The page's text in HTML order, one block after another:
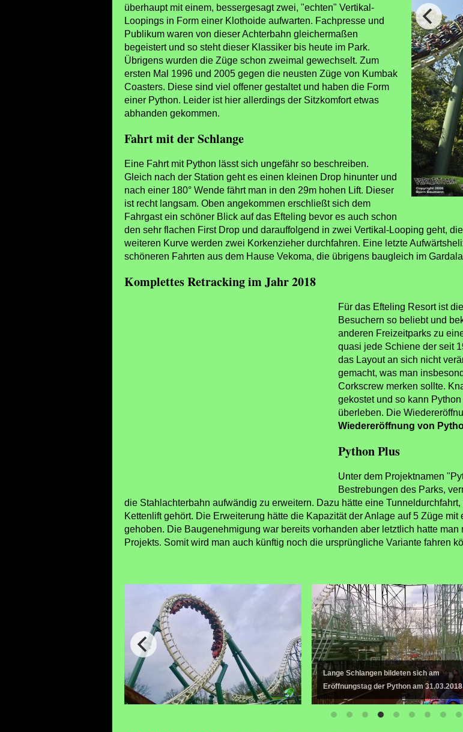
Ungewöhnliche Höhenkontrolle vor dem Eingang der Python-
überhaupt mit einem, bessergesagt zwei, "echten" Vertikal-
Loopings in Form einer Klothoide aufwarten. Fachpresse und
Publikum waren von dieser Achterbahn gleichermaßen
begeistert und so steht dieser Klassiker bis heute im Park.
Übrigens wurden die Züge schon zweimal gewechselt. Zum
ersten Mal 1996 und 2005 gegen die neusten Züge von Kumbak
Coasters. Diese sind viel offener gestaltet und haben die Form
einer Python. Leider ist hier allerdings der Sitzkomfort etwas
abhanden gekommen.
Fahrt mit der Schlange
Eine Fahrt mit Python lässt sich ungefähr so beschreiben.
Gleich nach der Station geht es einen kleinen Drop hinunter und
nach einer 180° Wende fährt man in den 29m hohen Lift. Dieser
ist recht langsam. Oben angekommen erschließt sich dem
Fahrgast ein schöner Blick auf das Efteling bevor es auch schon
den sehr flachen First Drop und darauffolgend in zwei Vertikal-Looping geht,
weiteren Kurve werden zwei Korkenzieher durchfahren. Eine letzte
schöneren Fahrten aus dem Hause Vekoma, die übrigens baugleich im
Komplettes Retracking im Jahr 2018
Für das Efteling Resort ist
Besuchern so beliebt und
anderen Freizeitparks zu
quasi jede Schiene der seit
das Layout an sich nicht
gemacht, was man
Corkscrew merken sollte.
gekostet und so kann
überleben. Die
Wiedereröffnung von
Python Plus
Unter dem Projektnamen
Bestrebungen des Parks,
die Stahlachterbahn aufwändig zu erweitern. Dazu hätte eine
Kettenlift gehört. Die Erweiterung hätte die Kapazität der Anlage auf 5 Züge
gehoben. Die Baugenehmigung war bereits vorhanden aber letztlich hatte
Projekts. Somit wird man auch künftig noch die ursprüngliche Variante fahren
Lange Schlangen bildeten sich am
Eröffnungstag der Python am 31.03.2018